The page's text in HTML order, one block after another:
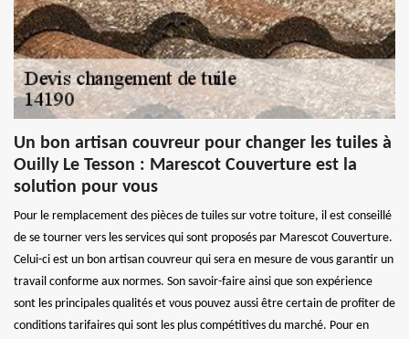
Un bon artisan couvreur pour changer les tuiles à
Ouilly Le Tesson : Marescot Couverture est la
solution pour vous
Pour le remplacement des pièces de tuiles sur votre toiture, il est conseillé
de se tourner vers les services qui sont proposés par Marescot Couverture.
Celui-ci est un bon artisan couvreur qui sera en mesure de vous garantir un
travail conforme aux normes. Son savoir-faire ainsi que son expérience
sont les principales qualités et vous pouvez aussi être certain de profiter de
conditions tarifaires qui sont les plus compétitives du marché. Pour en